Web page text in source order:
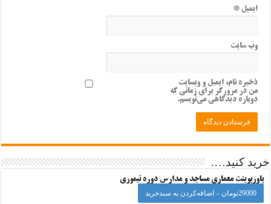
ایمیل*
وب‌ سایت
ذخیره نام، ایمیل و وبسایت
من در مرورگر برای زمانی که
دوباره دیدگاهی می‌نویسم.
خرید کنید….
پاورپوینت معماری مساجد و مدارس دوره تیموری
29000تومان – اضافه‌کردن به سبدخرید